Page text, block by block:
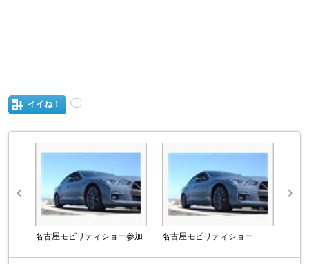
イイね！
名古屋モビリティショー参加 名古屋モビリティショー